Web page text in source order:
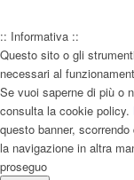
:: Informativa ::
Questo sito o gli
necessari al
Se vuoi saperne di più o
consulta la cookie policy.
questo banner,
la navigazione in altra
proseguo